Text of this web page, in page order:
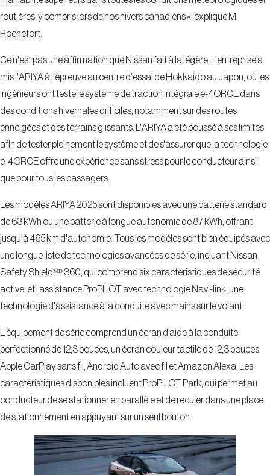
routières, y compris lors de nos hivers canadiens », explique M.
Rochefort.
Ce n'est pas une affirmation que Nissan fait à la légère. L'entreprise a
mis l'ARIYA à l'épreuve au centre d'essai de Hokkaido au Japon, où les
ingénieurs ont testé le système de traction intégrale e-4ORCE dans
des conditions hivernales difficiles, notamment sur des routes
enneigées et des terrains glissants. L'ARIYA a été poussé à ses limites
afin de tester pleinement le système et de s'assurer que la technologie
e-4ORCE offre une expérience sans stress pour le conducteur ainsi
que pour tous les passagers.
Les modèles ARIYA 2025 sont disponibles avec une batterie standard
de 63 kWh ou une batterie à longue autonomie de 87 kWh, offrant
jusqu'à 465 km d'autonomie. Tous les modèles sont bien équipés avec
une longue liste de technologies avancées de série, incluant Nissan
Safety Shieldᴹᴰ 360, qui comprend six caractéristiques de sécurité
active, et l’assistance ProPILOT avec technologie Navi-link, une
technologie d'assistance à la conduite avec mains sur le volant.
L'équipement de série comprend un écran d’aide à la conduite
perfectionné de 12,3 pouces, un écran couleur tactile de 12,3 pouces,
Apple CarPlay sans fil, Android Auto avec fil et Amazon Alexa. Les
caractéristiques disponibles incluent ProPILOT Park, qui permet au
conducteur de se stationner en parallèle et de reculer dans une place
de stationnement en appuyant sur un seul bouton.